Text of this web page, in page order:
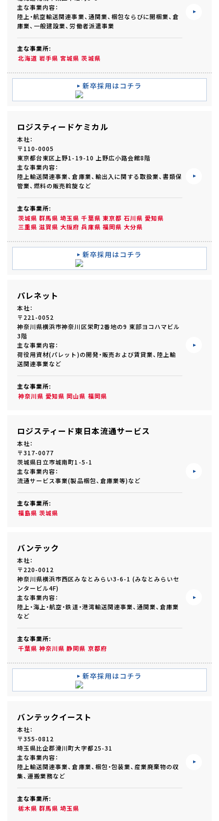
主な事業内容：
陸上・航空輸送関連事業、通関業、梱包ならびに開梱業、倉
庫業、一般建設業、労働者派遣事業
主な事業所:
北海道 岩手県 宮城県 茨城県
新卒採用はコチラ
ロジスティードケミカル
本社：
〒110-0005
東京都台東区上野1-19-10 上野広小路会館8階
主な事業内容：
陸上輸送関連事業、倉庫業、輸出入に関する取扱業、書類保
管業、燃料の販売斡旋など
主な事業所:
茨城県 群馬県 埼玉県 千葉県 東京都 石川県 愛知県
三重県 滋賀県 大阪府 兵庫県 福岡県 大分県
新卒採用はコチラ
パレネット
本社：
〒221-0052
神奈川県横浜市神奈川区栄町2番地の9 東部ヨコハマビル
3階
主な事業内容：
荷役用資材(パレット)の開発・販売および賃貸業、陸上輸
送関連事業など
主な事業所:
神奈川県 愛知県 岡山県 福岡県
ロジスティード東日本流通サービス
本社：
〒317-0077
茨城県日立市城南町1-5-1
主な事業内容：
流通サービス事業(製品梱包、倉庫業等)など
主な事業所:
福島県 茨城県
バンテック
本社：
〒220-0012
神奈川県横浜市西区みなとみらい3-6-1 (みなとみらいセ
ンタービル4F)
主な事業内容：
陸上・海上・航空・鉄道・港湾輸送関連事業、通関業、倉庫業
など
主な事業所:
千葉県 神奈川県 静岡県 京都府
新卒採用はコチラ
バンテックイースト
本社：
〒355-0812
埼玉県比企郡滑川町大字都25-31
主な事業内容：
陸上輸送関連事業、倉庫業、梱包・包装業、産業廃棄物の収
集、運搬業務など
主な事業所:
栃木県 群馬県 埼玉県